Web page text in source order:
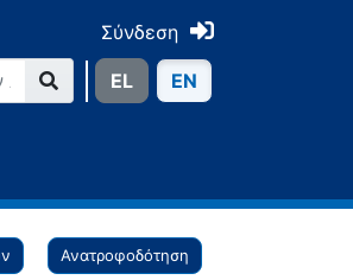
Σύνδεση
ΕL ΕN
Ανατροφοδότηση